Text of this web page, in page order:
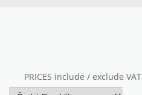
PRICES include / exclude VAT